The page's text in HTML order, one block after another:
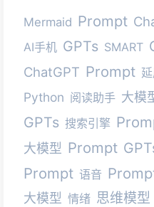
Mermaid Prompt
AI手机 GPTs SMART
ChatGPT Prompt
Python 阅读助手 大模
GPTs 搜索引擎
大模型 Prompt
Prompt 语音
大模型 情绪 思维模型